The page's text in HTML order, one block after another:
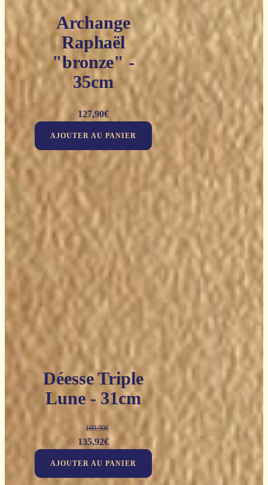
Archange
Raphaël
"bronze" -
35cm
127,90€
AJOUTER AU PANIER
Déesse Triple
Lune - 31cm
169,90€
Le
135,92€Le
AJOUTER AU PANIER